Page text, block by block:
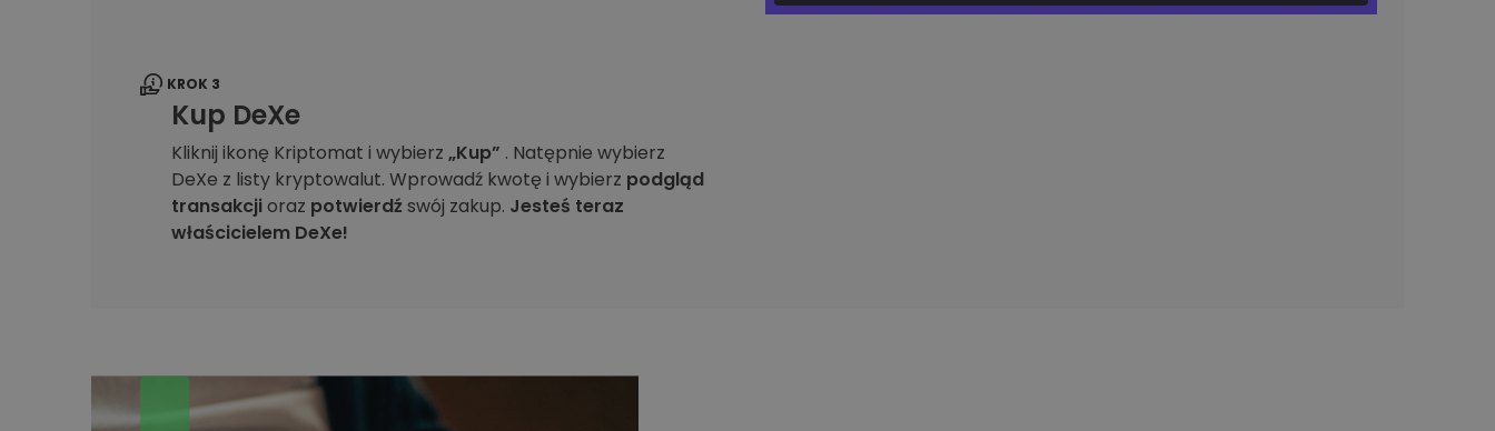
KROK 3
Kup DeXe
Kliknij ikonę Kriptomat i wybierz „Kup” . Natępnie wybierz
DeXe z listy kryptowalut. Wprowadź kwotę i wybierz podgląd
transakcjioraz potwierdź swój zakup. Jesteś teraz
właścicielem DeXe!